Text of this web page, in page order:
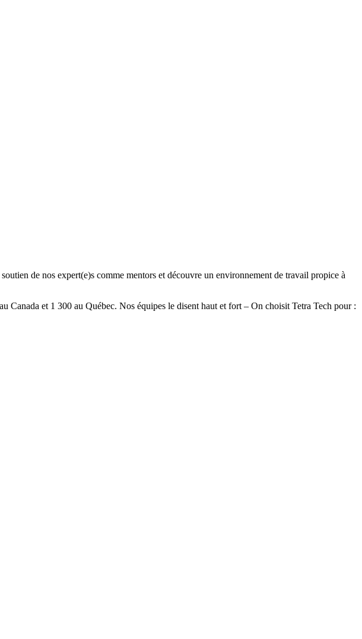
de nos expert(e)s comme mentors et découvre un environnement de travail propice à
Canada et 1 300 au Québec. Nos équipes le disent haut et fort – On choisit Tetra Tech pour :